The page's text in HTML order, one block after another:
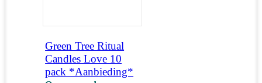
Green Tree Ritual
Candles Love 10
pack *Aanbieding*